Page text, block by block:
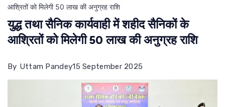
आश्रितों को मिलेगी 50 लाख की अनुग्रह राशि
युद्ध तथा सैनिक कार्यवाही में शहीद सैनिकों के
आश्रितों को मिलेगी 50 लाख की अनुग्रह राशि
By Uttam Pandey15 September 2025